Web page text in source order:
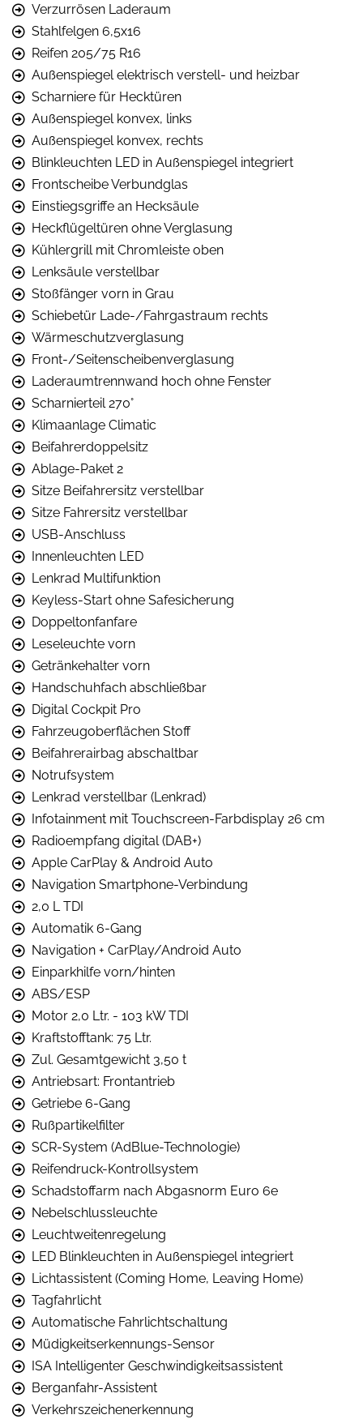
Verzurrösen Laderaum
Stahlfelgen 6,5x16
Reifen 205/75 R16
Außenspiegel elektrisch verstell- und heizbar
Scharniere für Hecktüren
Außenspiegel konvex, links
Außenspiegel konvex, rechts
Blinkleuchten LED in Außenspiegel integriert
Frontscheibe Verbundglas
Einstiegsgriffe an Hecksäule
Heckflügeltüren ohne Verglasung
Kühlergrill mit Chromleiste oben
Lenksäule verstellbar
Stoßfänger vorn in Grau
Schiebetür Lade-/Fahrgastraum rechts
Wärmeschutzverglasung
Front-/Seitenscheibenverglasung
Laderaumtrennwand hoch ohne Fenster
Scharnierteil 270°
Klimaanlage Climatic
Beifahrerdoppelsitz
Ablage-Paket 2
Sitze Beifahrersitz verstellbar
Sitze Fahrersitz verstellbar
USB-Anschluss
Innenleuchten LED
Lenkrad Multifunktion
Keyless-Start ohne Safesicherung
Doppeltonfanfare
Leseleuchte vorn
Getränkehalter vorn
Handschuhfach abschließbar
Digital Cockpit Pro
Fahrzeugoberflächen Stoff
Beifahrerairbag abschaltbar
Notrufsystem
Lenkrad verstellbar (Lenkrad)
Infotainment mit Touchscreen-Farbdisplay 26 cm
Radioempfang digital (DAB+)
Apple CarPlay & Android Auto
Navigation Smartphone-Verbindung
2,0 L TDI
Automatik 6-Gang
Navigation + CarPlay/Android Auto
Einparkhilfe vorn/hinten
ABS/ESP
Motor 2,0 Ltr. - 103 kW TDI
Kraftstofftank: 75 Ltr.
Zul. Gesamtgewicht 3,50 t
Antriebsart: Frontantrieb
Getriebe 6-Gang
Rußpartikelfilter
SCR-System (AdBlue-Technologie)
Reifendruck-Kontrollsystem
Schadstoffarm nach Abgasnorm Euro 6e
Nebelschlussleuchte
Leuchtweitenregelung
LED Blinkleuchten in Außenspiegel integriert
Lichtassistent (Coming Home, Leaving Home)
Tagfahrlicht
Automatische Fahrlichtschaltung
Müdigkeitserkennungs-Sensor
ISA Intelligenter Geschwindigkeitsassistent
Berganfahr-Assistent
Verkehrszeichenerkennung